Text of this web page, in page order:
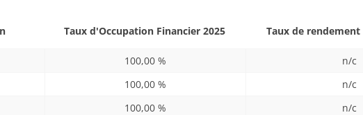
Taux d'Occupation Financier 2025 Taux de
100,00 %
n/c
100,00 %
n/c
100,00 %
n/c